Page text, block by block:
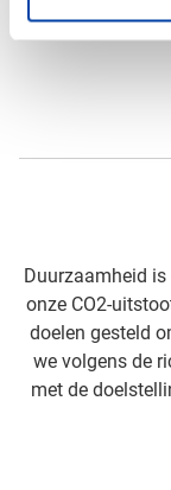
Duurzaamheid
onze CO2-
doelen gesteld
we volgens de
met de